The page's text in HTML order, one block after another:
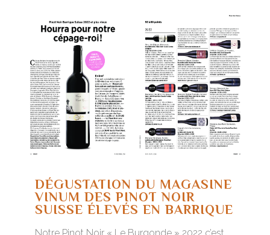
DÉGUSTATION DU MAGASINE
VINUM DES PINOT NOIR
SUISSE ÉLEVÉS EN BARRIQUE